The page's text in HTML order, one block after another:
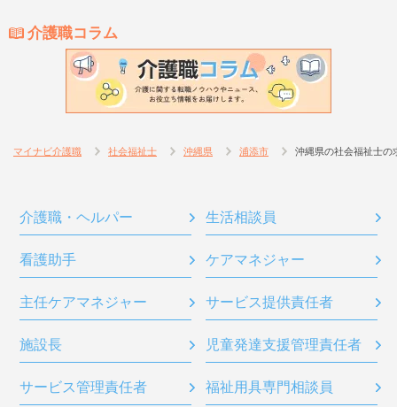
介護職コラム
マイナビ介護職 社会福祉士 沖縄県 浦添市 沖縄県の社会福祉士の
介護職・ヘルパー 生活相談員
看護助手 ケアマネジャー
主任ケアマネジャー サービス提供責任者
施設長 児童発達支援管理責任者
サービス管理責任者 福祉用具専門相談員